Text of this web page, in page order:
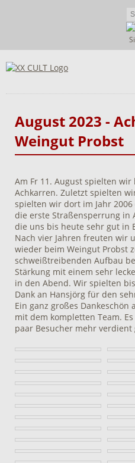
August 2023 -
Weingut Probst
Am Fr 11. August spielten
Achkarren. Zuletzt spielten
spielten wir dort im Jahr
die erste Straßensperrung in
die uns bis heute sehr gut in
Nach vier Jahren freuten wir
wieder beim Weingut Probst
schweißtreibenden Aufbau
Stärkung mit einem sehr
in den Abend. Wir spielten
Dank an Hansjörg für den
Ein ganz großes Dankeschön
mit dem kompletten Team.
paar Besucher mehr verdient